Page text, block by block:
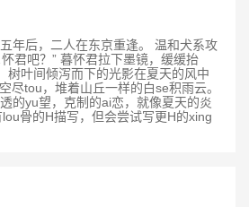
年后，二人在东京重逢。 温和犬系攻
君吧？” 暮怀君拉下墨镜，缓缓抬
树叶间倾泻而下的光影在夏天的风中
tou，堆着山丘一样的白se积雨云。
的yu望，克制的ai恋，就像夏天的炎
骨的H描写，但会尝试写更H的xing